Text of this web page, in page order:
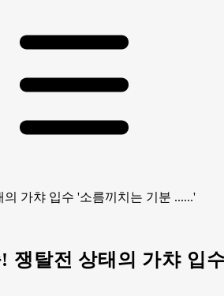
가챠 입수 '소름끼치는 기분 ......'
쟁탈전 상태의 가챠 입